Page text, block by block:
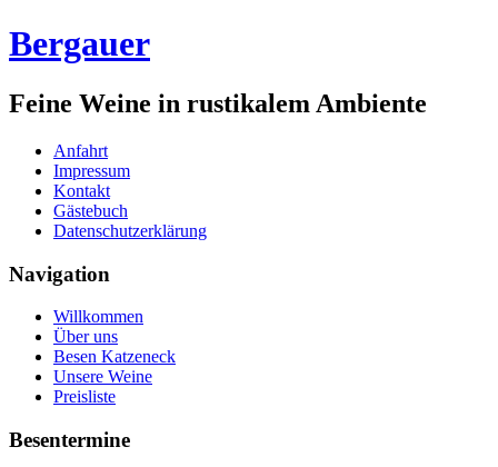
Bergauer
Feine Weine in rustikalem Ambiente
Anfahrt
Impressum
Kontakt
Gästebuch
Datenschutzerklärung
Navigation
Willkommen
Über uns
Besen Katzeneck
Unsere Weine
Preisliste
Besentermine